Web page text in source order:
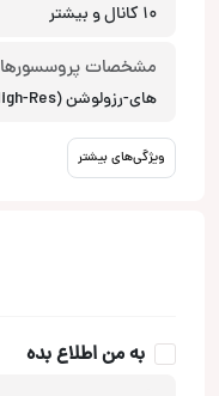
10 کانال و بیشتر
مشخصات پروسسورها
های-رزولوشن (High-Res)
ویژگی‌های بیشتر
به من اطلاع بده